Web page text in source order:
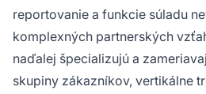
reportovanie a funkcie súladu
komplexných partnerských
naďalej špecializujú a
skupiny zákazníkov, vertikálne